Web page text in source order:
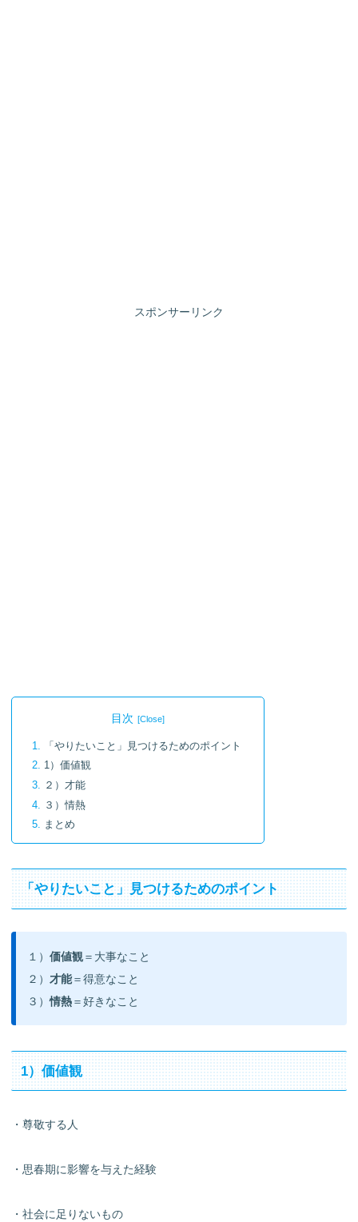
スポンサーリンク
目次
「やりたいこと」見つけるためのポイント
1）価値観
２）才能
３）情熱
まとめ
「やりたいこと」見つけるためのポイント
１） 価値観＝大事なこと
２） 才能＝得意なこと
３）情熱＝好きなこと
1）価値観
・尊敬する人
・思春期に影響を与えた経験
・社会に足りないもの